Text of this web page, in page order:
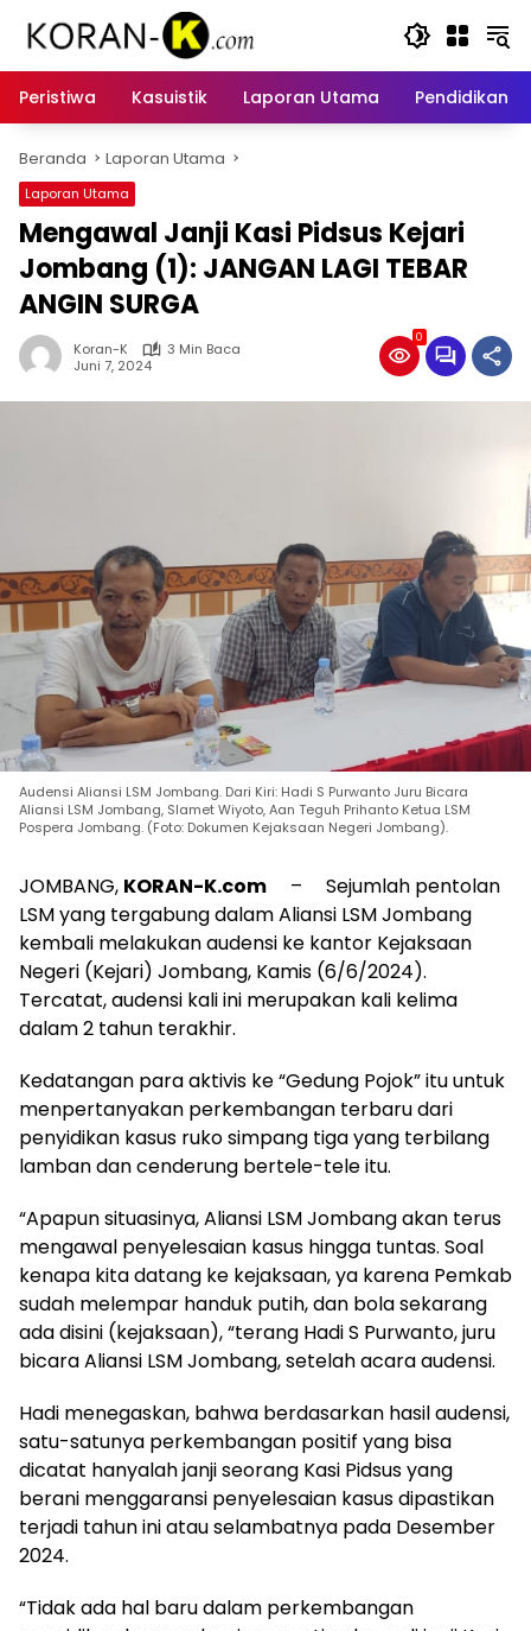
Peristiwa
Kasuistik Laporan Utama Pendidikan
Beranda Laporan Utama
Laporan Utama
Mengawal Janji Kasi Pidsus Kejari
Jombang (1): JANGAN LAGI TEBAR
ANGIN SURGA
Koran-K
3 Min Baca
Juni 7, 2024
0
Audensi Aliansi LSM Jombang. Dari Kiri: Hadi S Purwanto Juru Bicara
Aliansi LSM Jombang, Slamet Wiyoto, Aan Teguh Prihanto Ketua LSM
Pospera Jombang. (Foto: Dokumen Kejaksaan Negeri Jombang).
JOMBANG, KORAN-K.com – Sejumlah pentolan
LSM yang tergabung dalam Aliansi LSM Jombang
kembali melakukan audensi ke kantor Kejaksaan
Negeri (Kejari) Jombang, Kamis (6/6/2024).
Tercatat, audensi kali ini merupakan kali kelima
dalam 2 tahun terakhir.
Kedatangan para aktivis ke “Gedung Pojok” itu untuk
menpertanyakan perkembangan terbaru dari
penyidikan kasus ruko simpang tiga yang terbilang
lamban dan cenderung bertele-tele itu.
“Apapun situasinya, Aliansi LSM Jombang akan terus
mengawal penyelesaian kasus hingga tuntas. Soal
kenapa kita datang ke kejaksaan, ya karena Pemkab
sudah melempar handuk putih, dan bola sekarang
ada disini (kejaksaan), “terang Hadi S Purwanto, juru
bicara Aliansi LSM Jombang, setelah acara audensi.
Hadi menegaskan, bahwa berdasarkan hasil audensi,
satu-satunya perkembangan positif yang bisa
dicatat hanyalah janji seorang Kasi Pidsus yang
berani menggaransi penyelesaian kasus dipastikan
terjadi tahun ini atau selambatnya pada Desember
2024.
“Tidak ada hal baru dalam perkembangan